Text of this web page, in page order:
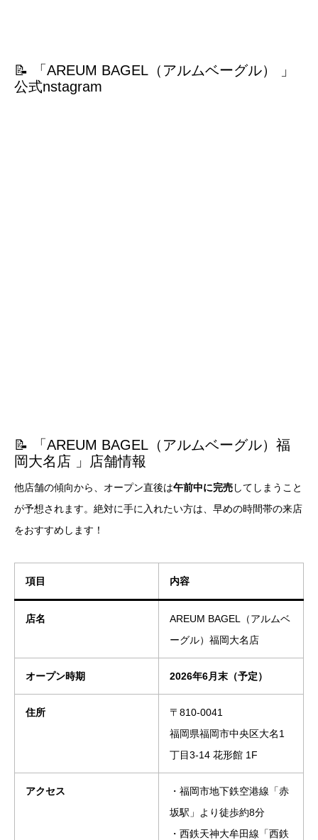
📝 「AREUM BAGEL（アルムベーグル） 」
公式nstagram
📝 「AREUM BAGEL（アルムベーグル）福
岡大名店 」店舗情報
他店舗の傾向から、オープン直後は午前中に完売してしまうこと
が予想されます。絶対に手に入れたい方は、早めの時間帯の来店
をおすすめします！
項目 内容
店名
AREUM BAGEL（アルムベ
ーグル）福岡大名店
オープン時期 2026年6月末（予定）
住所
〒810-0041
福岡県福岡市中央区大名1
丁目3-14 花形館 1F
アクセス
・福岡市地下鉄空港線「赤
坂駅」より徒歩約8分
・西鉄天神大牟田線「西鉄